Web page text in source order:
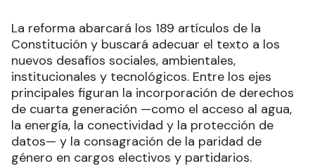
La reforma abarcará los 189 artículos de la
Constitución y buscará adecuar el texto a los
nuevos desafíos sociales, ambientales,
institucionales y tecnológicos. Entre los ejes
principales figuran la incorporación de derechos
de cuarta generación —como el acceso al agua,
la energía, la conectividad y la protección de
datos— y la consagración de la paridad de
género en cargos electivos y partidarios.